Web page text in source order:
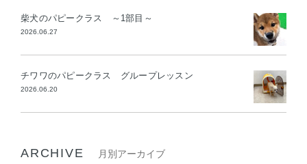
柴犬のパピークラス ～1部目～
2026.06.27
チワワのパピークラス グループレッスン
2026.06.20
ARCHIVE 月別アーカイブ